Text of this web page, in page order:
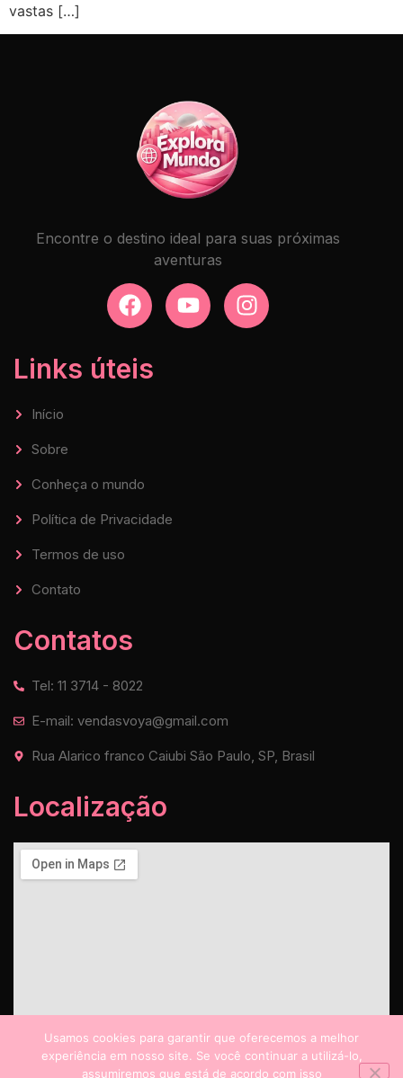
vastas […]
Encontre o destino ideal para suas próximas
aventuras
Links úteis
Início
Sobre
Conheça o mundo
Política de Privacidade
Termos de uso
Contato
Contatos
Tel: 11 3714 - 8022
E-mail: vendasvoya@gmail.com
Rua Alarico franco Caiubi São Paulo, SP, Brasil
Localização
Usamos cookies para garantir que oferecemos a melhor
experiência em nosso site. Se você continuar a utilizá-lo,
assumiremos que está de acordo com isso